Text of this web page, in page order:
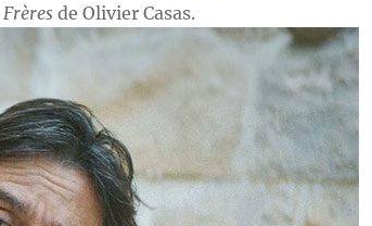
Frèresde Olivier Casas.